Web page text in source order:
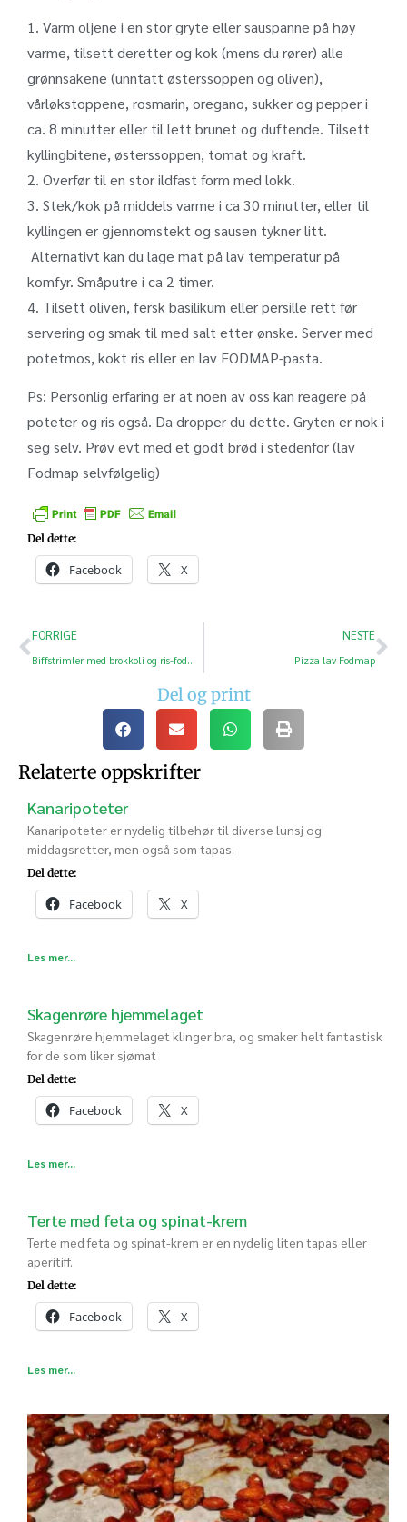
1. Varm oljene i en stor gryte eller sauspanne på høy
varme, tilsett deretter og kok (mens du rører) alle
grønnsakene (unntatt østerssoppen og oliven),
vårløkstoppene, rosmarin, oregano, sukker og pepper i
ca. 8 minutter eller til lett brunet og duftende. Tilsett
kyllingbitene, østerssoppen, tomat og kraft.
2. Overfør til en stor ildfast form med lokk.
3. Stek/kok på middels varme i ca 30 minutter, eller til
kyllingen er gjennomstekt og sausen tykner litt.
Alternativt kan du lage mat på lav temperatur på
komfyr. Småputre i ca 2 timer.
4. Tilsett oliven, fersk basilikum eller persille rett før
servering og smak til med salt etter ønske. Server med
potetmos, kokt ris eller en lav FODMAP-pasta.
Ps: Personlig erfaring er at noen av oss kan reagere på
poteter og ris også. Da dropper du dette. Gryten er nok i
seg selv. Prøv evt med et godt brød i stedenfor (lav
Fodmap selvfølgelig)
Del dette:
Facebook X
FORRIGE
Biffstrimler med brokkoli og ris-fodmap
NESTE
Pizza lav Fodmap
Del og print
Relaterte oppskrifter
Kanaripoteter
Kanaripoteter er nydelig tilbehør til diverse lunsj og
middagsretter, men også som tapas.
Del dette:
Facebook X
Les mer...
Skagenrøre hjemmelaget
Skagenrøre hjemmelaget klinger bra, og smaker helt fantastisk
for de som liker sjømat
Del dette:
Facebook X
Les mer...
Terte med feta og spinat-krem
Terte med feta og spinat-krem er en nydelig liten tapas eller
aperitiff.
Del dette:
Facebook X
Les mer...